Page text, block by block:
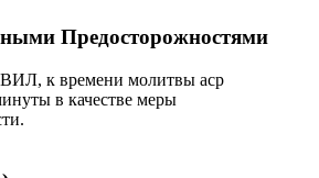
Предосторожностями
ВИЛ, к времени молитвы аср
в качестве меры